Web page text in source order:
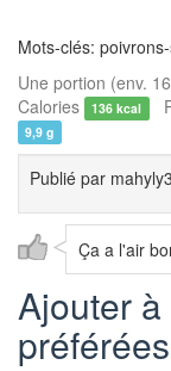
Mots-clés:
Une portion (env.
Calories
136 kcal
9,9 g
Publié par
Ça a l'air
Ajouter
préférées